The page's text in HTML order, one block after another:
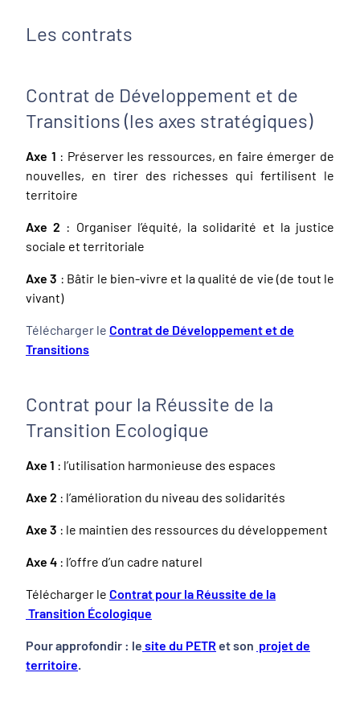
Les contrats
Contrat de Développement et de
Transitions (les axes stratégiques)
Axe 1 : Préserver les ressources, en faire émerger de
nouvelles, en tirer des richesses qui fertilisent le
territoire
Axe 2 : Organiser l’équité, la solidarité et la justice
sociale et territoriale
Axe 3 : Bâtir le bien-vivre et la qualité de vie (de tout le
vivant)
Télécharger le Contrat de Développement et de
Transitions
Contrat pour la Réussite de la
Transition Ecologique
Axe 1 : l’utilisation harmonieuse des espaces
Axe 2 : l’amélioration du niveau des solidarités
Axe 3 : le maintien des ressources du développement
Axe 4 : l’offre d’un cadre naturel
Télécharger le Contrat pour la Réussite de la
Transition Écologique
Pour approfondir : le site du PETR et son projet de
territoire.